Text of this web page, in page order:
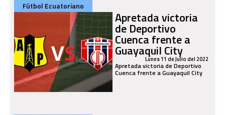
Fútbol Ecuatoriano
Apretada victoria
de Deportivo
Cuenca frente a
Guayaquil City
Lunes 11 de Julio del 2022
Apretada victoria de Deportivo
Cuenca frente a Guayaquil City